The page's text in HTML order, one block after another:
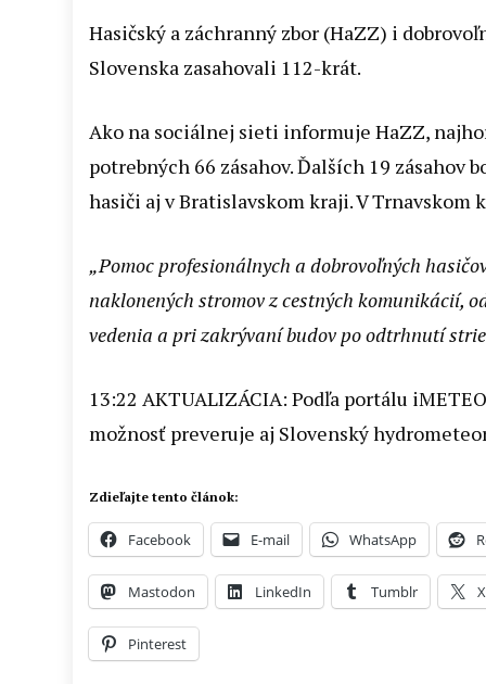
Hasičský a záchranný zbor (HaZZ) i
Slovenska zasahovali 112-krát.
Ako na sociálnej sieti informuje HaZZ,
potrebných 66 zásahov. Ďalších 19
hasiči aj v Bratislavskom kraji. V Trnavskom
„Pomoc profesionálnych a dobrovoľných
naklonených stromov z cestných komunikácií,
vedenia a pri zakrývaní budov po odtrhnutí
13:22 AKTUALIZÁCIA: Podľa portálu
možnosť preveruje aj Slovenský
Zdieľajte tento článok:
Facebook E-mail WhatsApp
Mastodon LinkedIn Tumblr X
Pinterest